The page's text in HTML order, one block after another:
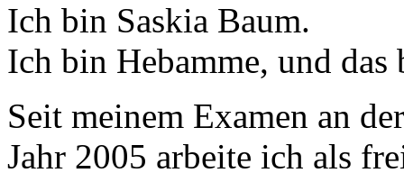
Ich bin Saskia Baum.
Ich bin Hebamme, und das
Seit meinem Examen an
Jahr 2005 arbeite ich als